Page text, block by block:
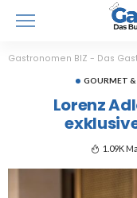
Gastronomen BIZ - Das
GOURMET &
Lorenz
1.09K